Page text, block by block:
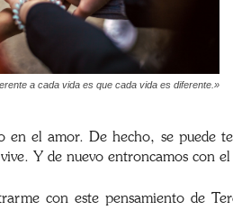
a cada vida es que cada vida es diferente.»
en el amor. De hecho, se puede
Y de nuevo entroncamos con
con este pensamiento de